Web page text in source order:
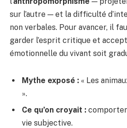
sur l’autre — et la difficulté
non verbales. Pour avancer, il
garder l’esprit critique et
émotionnelle du vivant soit
Mythe exposé : « Les
».
Ce qu’on croyait :
vie subjective.